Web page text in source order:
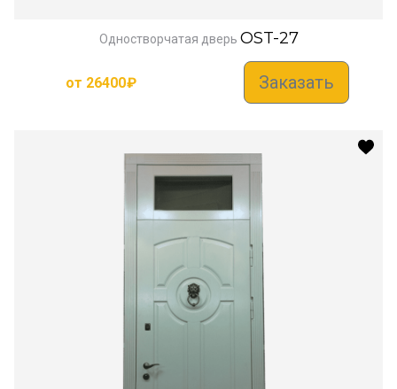
Одностворчатая дверь OST-27
от 26400₽ Заказать